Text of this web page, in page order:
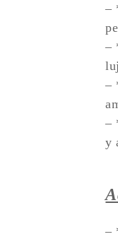
–
–
–
–
y
–